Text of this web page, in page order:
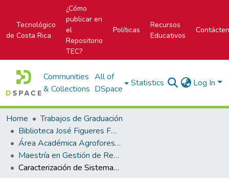
Tecnológico
de Costa Rica
¿Cómo
publicar en
el
Repositorio
TEC?
Políticas
Recursos
Educativos
Communities
& Collections
All of
DSpace
Statistics Log In
Home
Trabajos de Graduación
Biblioteca José Figueres Ferrer
Área Académica Agroforestal
Maestría en Gestión de Recursos Naturales y Tecnologías de Producción
Caracterización de Sistemas Agroecológicos para el establecimiento comercial de cacao orgánico (Theobroma cacao) en Talamanca